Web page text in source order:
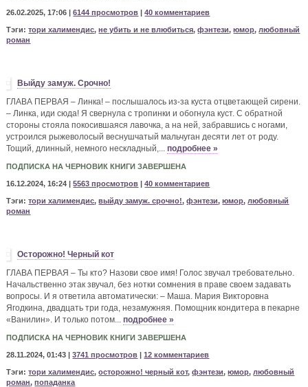
26.02.2025, 17:06 |6144 просмотров |40 комментариев
Тэги:тори халимендис,не убить и не влюбиться,фэнтези,юмор, любовный
роман
Выйду замуж. Срочно!
ГЛАВА ПЕРВАЯ – Линка! – послышалось из-за куста отцветающей сирени.
– Линка, иди сюда! Я свернула с тропинки и обогнула куст. С обратной
стороны стояла покосившаяся лавочка, а на ней, забравшись с ногами,
устроился рыжеволосый веснушчатый мальчуган десяти лет от роду.
Тощий, длинный, немного нескладный,...подробнее »
ПОДПИСКА НА ЧЕРНОВИК КНИГИ ЗАВЕРШЕНА
16.12.2024, 16:24 |5563 просмотров |40 комментариев
Тэги:тори халимендис,выйду замуж. срочно!,фэнтези,юмор, любовный
роман
Осторожно! Черный кот
ГЛАВА ПЕРВАЯ – Ты кто? Назови свое имя! Голос звучал требовательно.
Начальственно этак звучал, без нотки сомнения в праве своем задавать
вопросы. И я ответила автоматически: – Маша. Мария Викторовна
Ягодкина, двадцать три года, незамужняя. Помощник кондитера в пекарне
«Ванилин». И только потом...подробнее »
ПОДПИСКА НА ЧЕРНОВИК КНИГИ ЗАВЕРШЕНА
28.11.2024, 01:43 |3741 просмотров |12 комментариев
Тэги:тори халимендис,осторожно! черный кот,фэнтези,юмор, любовный
роман,попаданка